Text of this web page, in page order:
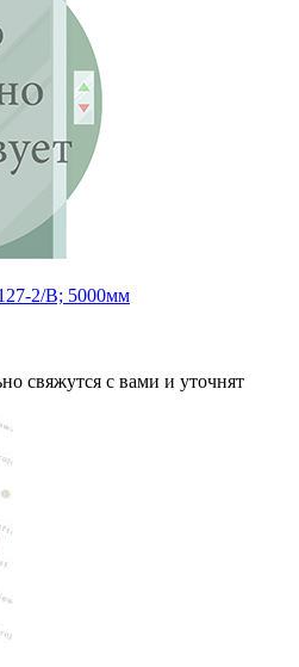
2/B; 5000мм
свяжутся с вами и уточнят